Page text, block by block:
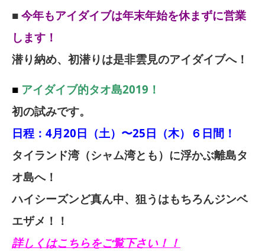
■ 今年もアイダイブは年末年始を休まずに営業
します！
潜り納め、初潜りは是非雲見のアイダイブへ！
■ アイダイブ的タオ島2019！
初の試みです。
日程：4月20日（土）〜25日（木）６日間！
タイランド湾（シャム湾とも）に浮かぶ離島タ
オ島へ！
ハイシーズンど真ん中、狙うはもちろんジンベ
エザメ！！
詳しくはこちらをご覧下さい！！